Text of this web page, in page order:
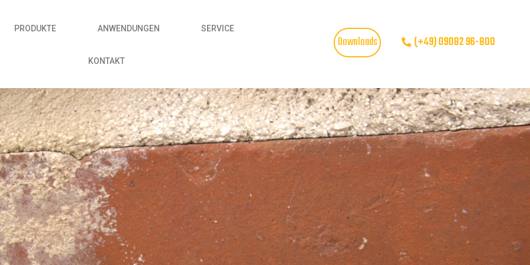
PRODUKTE ANWENDUNGEN SERVICE
KONTAKT
Downloads (+49) 09082 96-800